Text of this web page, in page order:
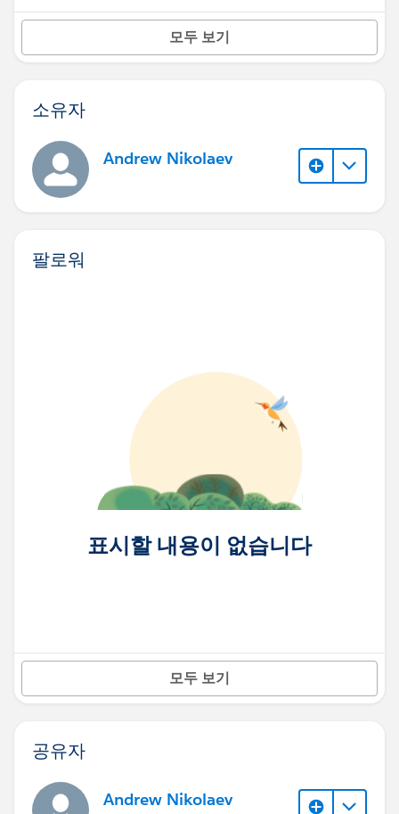
모두 보기
소유자
Andrew Nikolaev
팔로워
표시할 내용이 없습니다
모두 보기
공유자
Andrew Nikolaev